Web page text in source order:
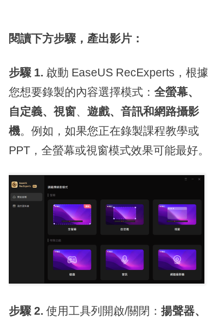
閱讀下方步驟，產出影片：
步驟 1. 啟動 EaseUS RecExperts，根據
您想要錄製的內容選擇模式： 全螢幕、
自定義、 視窗、 遊戲、音訊和網路攝影
機。例如，如果您正在錄製課程教學或
PPT，全螢幕或視窗模式效果可能最好。
步驟 2. 使用工具列開啟/關閉： 揚聲器、